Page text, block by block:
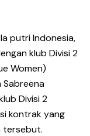
putri Indonesia,
klub Divisi 2
Women)
Sabreena
Divisi 2
kontrak yang
tersebut.